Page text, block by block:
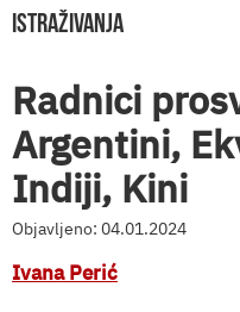
ISTRAŽIVANJA
Radnici
Argentini,
Indiji, Kini
Objavljeno: 04.01.2024
Ivana Perić